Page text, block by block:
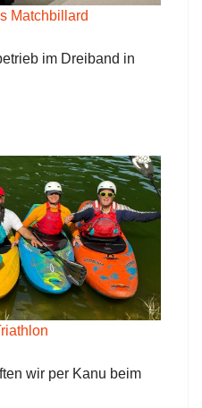
Matchbillard
im Dreiband in
wir per Kanu beim